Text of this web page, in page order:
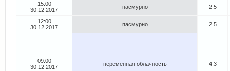
15:00
30.12.2017
пасмурно 2.5
12:00
30.12.2017
пасмурно 2.5
09:00
30.12.2017
переменная облачность 4.3